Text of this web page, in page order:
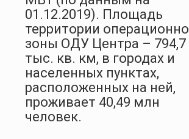
01.12.2019). Площадь
территории
зоны ОДУ Центра – 794,7
тыс. кв. км, в городах и
населенных пунктах,
расположенных на ней,
проживает 40,49 млн
человек.